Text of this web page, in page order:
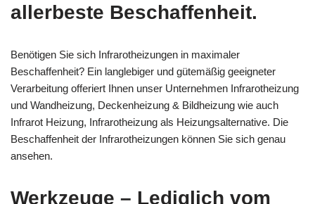
allerbeste Beschaffenheit.
Benötigen Sie sich Infrarotheizungen in maximaler
Beschaffenheit? Ein langlebiger und gütemäßig geeigneter
Verarbeitung offeriert Ihnen unser Unternehmen Infrarotheizung
und Wandheizung, Deckenheizung & Bildheizung wie auch
Infrarot Heizung, Infrarotheizung als Heizungsalternative. Die
Beschaffenheit der Infrarotheizungen können Sie sich genau
ansehen.
Werkzeuge – Lediglich vom